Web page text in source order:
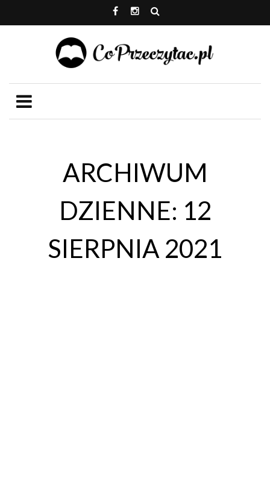
ARCHIWUM
DZIENNE: 12
SIERPNIA 2021